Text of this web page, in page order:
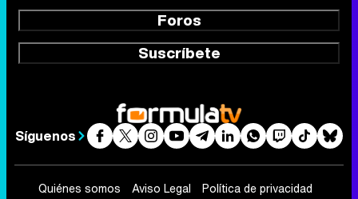
Foros
Suscríbete
Síguenos
Quiénes somos Aviso Legal Política de privacidad